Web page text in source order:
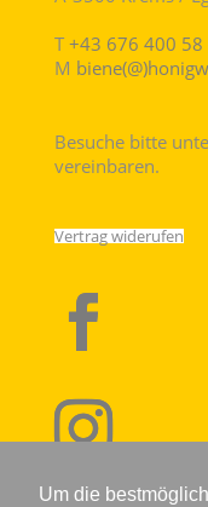
T +43 676 400 58
M
Besuche bitte
vereinbaren.
Vertrag widerufen
Um die